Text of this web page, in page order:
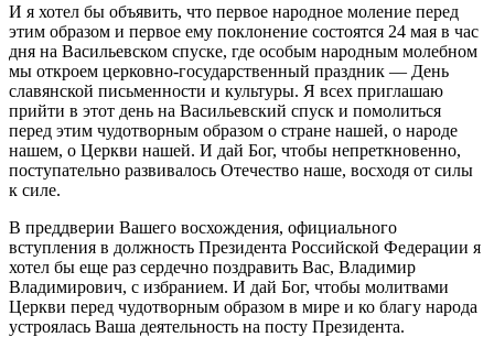
И я хотел бы объявить, что первое народное моление перед
этим образом и первое ему поклонение состоятся 24 мая в час
дня на Васильевском спуске, где особым народным молебном
мы откроем церковно-государственный праздник — День
славянской письменности и культуры. Я всех приглашаю
прийти в этот день на Васильевский спуск и помолиться
перед этим чудотворным образом о стране нашей, о народе
нашем, о Церкви нашей. И дай Бог, чтобы непреткновенно,
поступательно развивалось Отечество наше, восходя от силы
к силе.
В преддверии Вашего восхождения, официального
вступления в должность Президента Российской Федерации я
хотел бы еще раз сердечно поздравить Вас, Владимир
Владимирович, с избранием. И дай Бог, чтобы молитвами
Церкви перед чудотворным образом в мире и ко благу народа
устроялась Ваша деятельность на посту Президента.